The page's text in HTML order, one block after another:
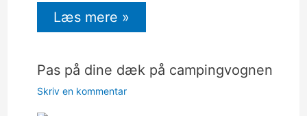
Læs mere »
Pas på dine dæk på campingvognen
Skriv en kommentar